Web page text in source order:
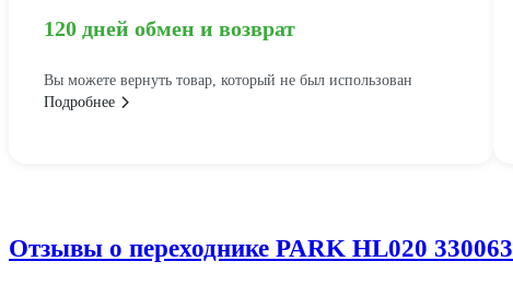
120 дней обмен и возврат
Вы можете вернуть товар, который не был использован
Подробнее
Отзывы о переходнике PARK HL020 330063